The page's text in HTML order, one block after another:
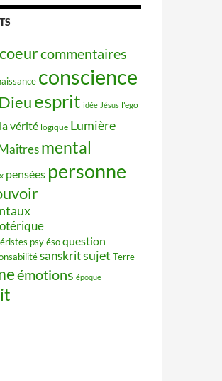
coeurcommentaires
conscience
Dieuesprit idée Jésus l'ego
la vérité logique Lumière
Maîtres mental
pensées personne
psy ésoquestion
sanskritsujet Terre
émotions époque